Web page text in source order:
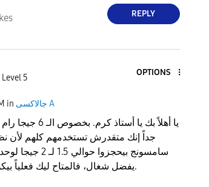
REPLY
5
OPTIONS
in جالاكسى A
يا أهلاً بك يا
جداً إنك متقدرش تستخدمهم كلهم لأن
سامسونج بيحجزوا
يفضل شغال، فالمتاح ليك فعلياً بيكون في حدود 4 جيجا.